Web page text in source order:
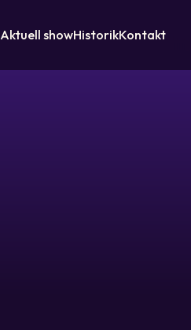
Aktuell showHistorikKontakt